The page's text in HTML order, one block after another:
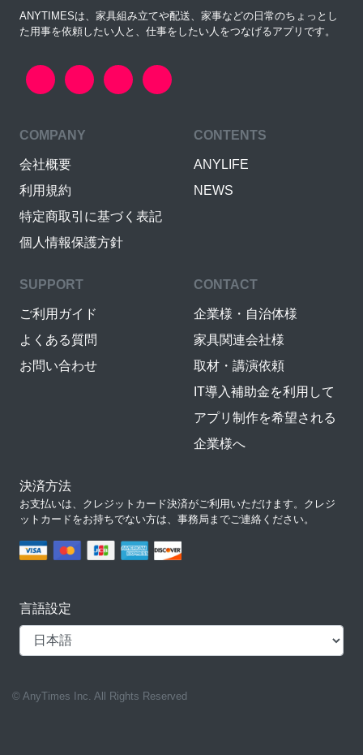
ANYTIMESは、家具組み立てや配送、家事などの日常のちょっとし
た用事を依頼したい人と、仕事をしたい人をつなげるアプリです。
COMPANY
会社概要
利用規約
特定商取引に基づく表記
個人情報保護方針
CONTENTS
ANYLIFE
NEWS
SUPPORT
ご利用ガイド
よくある質問
お問い合わせ
CONTACT
企業様・自治体様
家具関連会社様
取材・講演依頼
IT導入補助金を利用して
アプリ制作を希望される
企業様へ
決済方法
お支払いは、クレジットカード決済がご利用いただけます。クレジ
ットカードをお持ちでない方は、事務局までご連絡ください。
言語設定
© AnyTimes Inc. All Rights Reserved